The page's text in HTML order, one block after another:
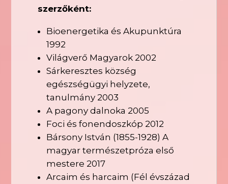
szerzőként:
Bioenergetika és Akupunktúra
1992
Világverő Magyarok 2002
Sárkeresztes község
egészségügyi helyzete,
tanulmány 2003
A pagony dalnoka 2005
Foci és fonendoszkóp 2012
Bársony István (1855-1928) A
magyar természetpróza első
mestere 2017
Arcaim és harcaim (Fél évszázad